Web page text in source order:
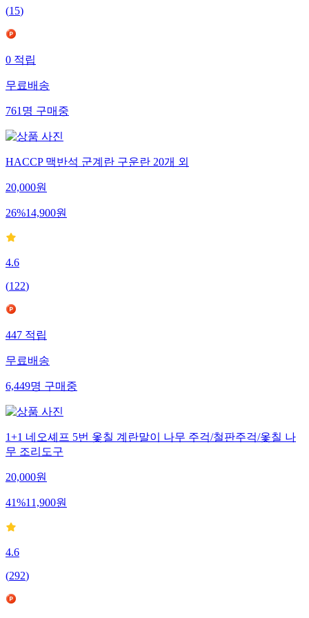
(15)
0적립
무료배송
761명구매중
HACCP 맥반석 군계란 구운란 20개 외
20,000원
26%14,900원
4.6
(122)
447적립
무료배송
6,449명구매중
1+1 네오셰프 5번 옻칠 계란말이 나무 주걱/철판주걱/옻칠 나
무 조리도구
20,000원
41%11,900원
4.6
(292)